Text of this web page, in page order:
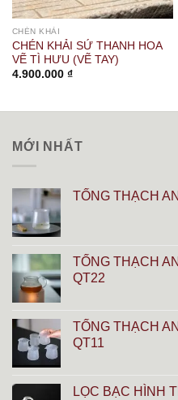
CHÉN KHẢI
CHÉN KHẢI SỨ THANH HOA
VẼ TÌ HƯU (VẼ TAY)
4.900.000 ₫
MỚI NHẤT
TỐNG THẠCH
TỐNG THẠCH
QT22
TỐNG THẠCH
QT11
LỌC BẠC HÌNH